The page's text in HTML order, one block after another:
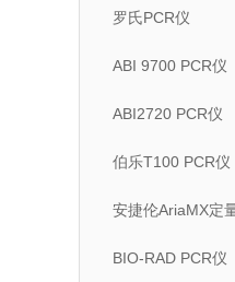
罗氏PCR仪
ABI 9700 PCR仪
ABI2720 PCR仪
伯乐T100 PCR仪
安捷伦AriaMX定
BIO-RAD PCR仪